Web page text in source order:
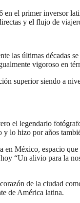
el primer inversor
y el flujo de
las últimas décadas
vigoroso en
superior siendo a
el legendario
lo hizo por años
México, espacio
“Un alivio para la
de la ciudad
de América latina.